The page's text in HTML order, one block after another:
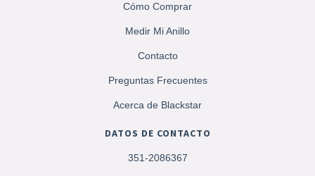
Cómo Comprar
Medir Mi Anillo
Contacto
Preguntas Frecuentes
Acerca de Blackstar
DATOS DE CONTACTO
351-2086367